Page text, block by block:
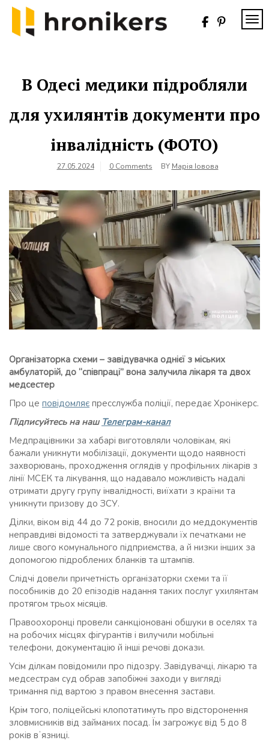
Skip
content
В Одесі медики підробляли
для ухилянтів документи про
інвалідність (ФОТО)
27.05.2024 0 Comments BY Марія Іовова
Організаторка схеми – завідувачка однієї з міських
амбулаторій, до “співпраці” вона залучила лікаря та двох
медсестер
Про це повідомляє пресслужба поліції, передає Хронікерс.
Підписуйтесь на наш Телеграм-канал
Медпрацівники за хабарі виготовляли чоловікам, які
бажали уникнути мобілізації, документи щодо наявності
захворювань, проходження оглядів у профільних лікарів з
лінії МСЕК та лікування, що надавало можливість надалі
отримати другу групу інвалідності, виїхати з країни та
уникнути призову до ЗСУ.
Ділки, віком від 44 до 72 років, вносили до меддокументів
неправдиві відомості та затверджували їх печатками не
лише свого комунального підприємства, а й низки інших за
допомогою підроблених бланків та штампів.
Слідчі довели причетність організаторки схеми та її
пособників до 20 епізодів надання таких послуг ухилянтам
протягом трьох місяців.
Правоохоронці провели санкціоновані обшуки в оселях та
на робочих місцях фігурантів і вилучили мобільні
телефони, документацію й інші речові докази.
Усім ділкам повідомили про підозру. Завідувачці, лікарю та
медсестрам суд обрав запобіжні заходи у вигляді
тримання під вартою з правом внесення застави.
Крім того, поліцейські клопотатимуть про відсторонення
зловмисників від займаних посад. Їм загрожує від 5 до 8
років вʼязниці.